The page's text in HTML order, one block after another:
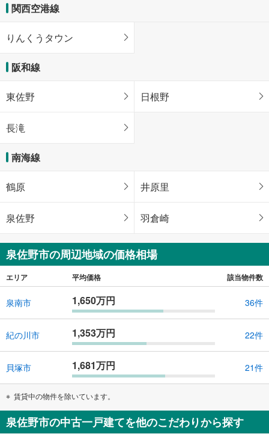
関西空港線
りんくうタウン
阪和線
東佐野 日根野
長滝
南海線
鶴原 井原里
泉佐野 羽倉崎
泉佐野市の周辺地域の価格相場
エリア 平均価格 該当物件数
泉南市 1,650万円 36件
紀の川市 1,353万円 22件
貝塚市 1,681万円 21件
賃貸中の物件を除いています。
泉佐野市の中古一戸建てを他のこだわりから探す